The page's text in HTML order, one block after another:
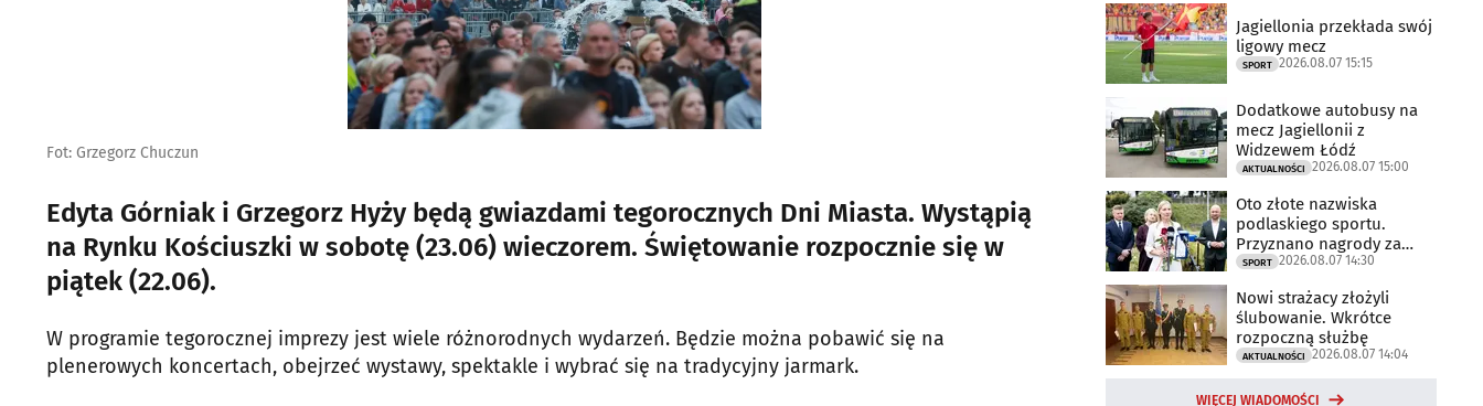
Fot: Grzegorz Chuczun
Edyta Górniak i Grzegorz Hyży będą gwiazdami tegorocznych Dni Miasta. Wystąpią
na Rynku Kościuszki w sobotę (23.06) wieczorem. Świętowanie rozpocznie się w
piątek (22.06).
W programie tegorocznej imprezy jest wiele różnorodnych wydarzeń. Będzie można pobawić się na
plenerowych koncertach, obejrzeć wystawy, spektakle i wybrać się na tradycyjny jarmark.
Jagiellonia przekłada swój
ligowy mecz
SPORT 2026.08.07 15:15
Dodatkowe autobusy na
mecz Jagiellonii z
Widzewem Łódź
AKTUALNOŚCI 2026.08.07 15:00
Oto złote nazwiska
podlaskiego sportu.
Przyznano nagrody za
2025 rok
SPORT 2026.08.07 14:30
Nowi strażacy złożyli
ślubowanie. Wkrótce
rozpoczną służbę
AKTUALNOŚCI 2026.08.07 14:04
WIĘCEJ WIADOMOŚCI